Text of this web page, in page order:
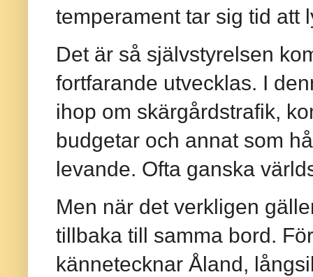
temperament tar sig tid att
Det är så självstyrelsen
fortfarande utvecklas. I
ihop om skärgårdstrafik,
budgetar och annat som
levande. Ofta ganska
Men när det verkligen
tillbaka till samma bord.
kännetecknar Åland,